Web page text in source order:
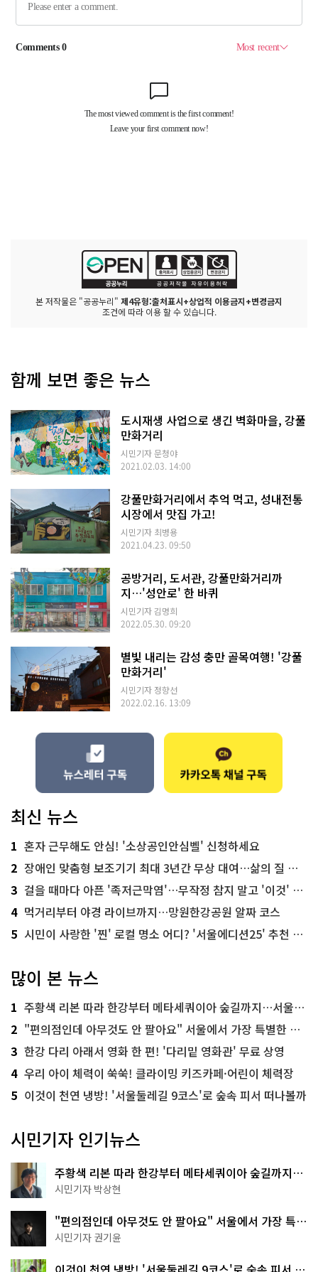
본 저작물은 "공공누리" 제4유형:출처표시+상업적 이용금지+변경금지
조건에 따라 이용 할 수 있습니다.
함께 보면 좋은 뉴스
도시재생 사업으로 생긴 벽화마을, 강풀
만화거리
시민기자 문청야
2021.02.03. 14:00
강풀만화거리에서 추억 먹고, 성내전통
시장에서 맛집 가고!
시민기자 최병용
2021.04.23. 09:50
공방거리, 도서관, 강풀만화거리까
지…'성안로' 한 바퀴
시민기자 김명희
2022.05.30. 09:20
별빛 내리는 감성 충만 골목여행! '강풀
만화거리'
시민기자 정향선
2022.02.16. 13:09
최신 뉴스
1 혼자 근무해도 안심! '소상공인안심벨' 신청하세요
2 장애인 맞춤형 보조기기 최대 3년간 무상 대여…삶의 질 높인다
3 걸을 때마다 아픈 '족저근막염'…무작정 참지 말고 '이것' 해보세요!
4 먹거리부터 야경 라이브까지…망원한강공원 알짜 코스
5 시민이 사랑한 '찐' 로컬 명소 어디? '서울에디션25' 추천 코스
많이 본 뉴스
1 주황색 리본 따라 한강부터 메타세쿼이아 숲길까지…서울둘레길 15코스
2 "편의점인데 아무것도 안 팔아요" 서울에서 가장 특별한 편의점의 정체
3 한강 다리 아래서 영화 한 편! '다리밑 영화관' 무료 상영
4 우리 아이 체력이 쑥쑥! 클라이밍 키즈카페·어린이 체력장
5 이것이 천연 냉방! '서울둘레길 9코스'로 숲속 피서 떠나볼까
시민기자 인기뉴스
주황색 리본 따라 한강부터 메타세쿼이아 숲길까지…
서울둘레길 15코스
시민기자 박상현
"편의점인데 아무것도 안 팔아요" 서울에서 가장 특별
한 편의점의 정체
시민기자 권기윤